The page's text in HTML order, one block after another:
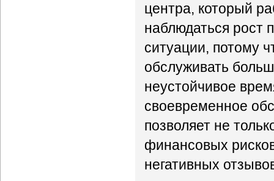
центра, который
наблюдаться рост
ситуации, потому
обслуживать
неустойчивое
своевременное
позволяет не
финансовых
негативных